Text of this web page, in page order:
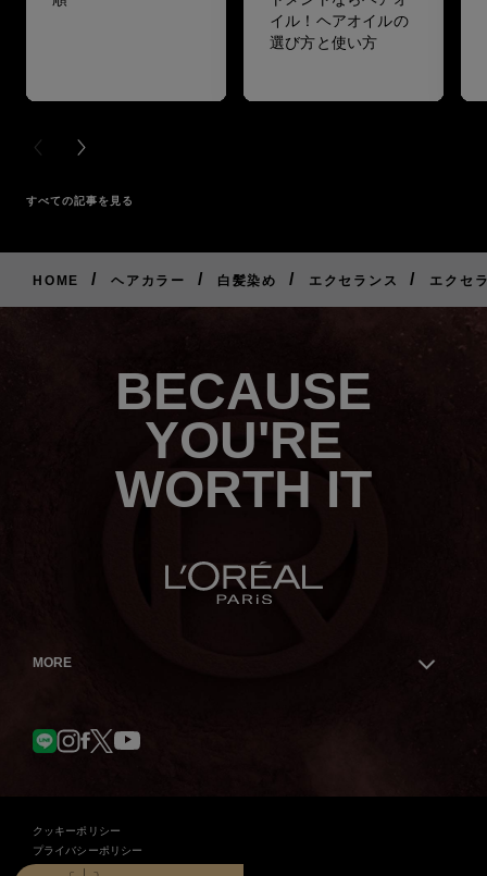
イル！ヘアオイルの
選び方と使い方
PREVIOUS CARD
NEXT CARD
すべての記事を見る
HOME / ヘアカラー / 白髪染め / エクセランス / エクセ
BECAUSE
YOU'RE
WORTH IT
MORE
クッキーポリシー
プライバシーポリシー
契約条件